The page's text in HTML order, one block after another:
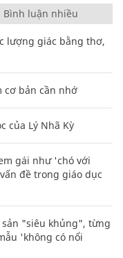
Bình luận nhiều
lượng giác bằng thơ,
cơ bản cần nhớ
của Lý Nhã Kỳ
gái như 'chó với
đề trong giáo dục
"siêu khủng", từng
'không có nổi